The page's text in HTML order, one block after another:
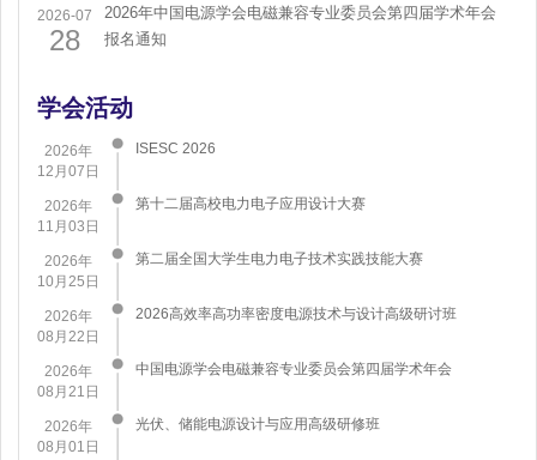
2026-07
28
2026年中国电源学会电磁兼容专业委员会第四届学术年会
报名通知
学会活动
2026年
12月07日
ISESC 2026
2026年
11月03日
第十二届高校电力电子应用设计大赛
2026年
10月25日
第二届全国大学生电力电子技术实践技能大赛
2026年
08月22日
2026高效率高功率密度电源技术与设计高级研讨班
2026年
08月21日
中国电源学会电磁兼容专业委员会第四届学术年会
2026年
08月01日
​光伏、储能电源设计与应用高级研修班